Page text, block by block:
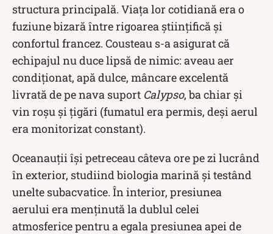
structura principală. Viața lor cotidiană era o
fuziune bizară între rigoarea științifică și
confortul francez. Cousteau s-a asigurat că
echipajul nu duce lipsă de nimic: aveau aer
condiționat, apă dulce, mâncare excelentă
livrată de pe nava suport Calypso, ba chiar și
vin roșu și țigări (fumatul era permis, deși aerul
era monitorizat constant).
Oceanauții își petreceau câteva ore pe zi lucrând
în exterior, studiind biologia marină și testând
unelte subacvatice. În interior, presiunea
aerului era menținută la dublul celei
atmosferice pentru a egala presiunea apei de